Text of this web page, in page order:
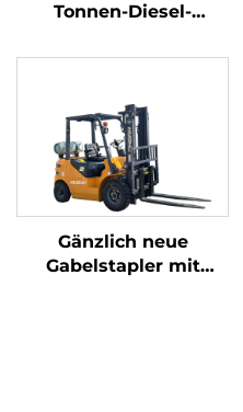
Tonnen-Diesel-
hochwertigem
Motor
Gänzlich neue
Gabelstapler mit